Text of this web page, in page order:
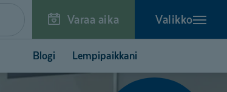
Varaa aika Valikko
Blogi Lempipaikkani